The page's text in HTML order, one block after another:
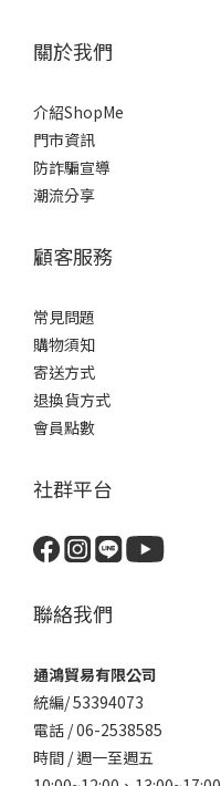
關於我們
介紹ShopMe
門市資訊
防詐騙宣導
潮流分享
顧客服務
常見問題
購物須知
寄送方式
退換貨方式
會員點數
社群平台
聯絡我們
通鴻貿易有限公司
統編/ 53394073
電話 / 06-2538585
時間 / 週一至週五